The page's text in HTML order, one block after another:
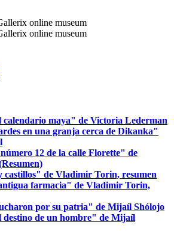
calendario maya" de Victoria Lederman
en una granja cerca de Dikanka"
12 de la calle Florette" de
castillos" de Vladimir Torin, resumen
farmacia" de Vladimir Torin,
por su patria" de Mijaíl Shólojo
destino de un hombre" de Mijaíl